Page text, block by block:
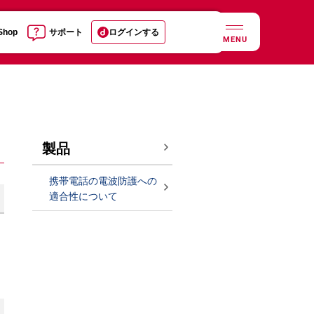
サポート ログインする
MENU
製品
携帯電話の電波防護への
適合性について